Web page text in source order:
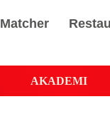
Matcher
AKADEMI